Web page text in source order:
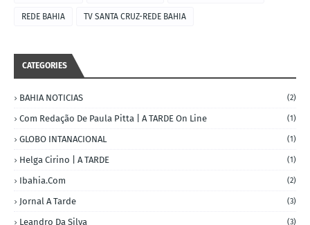
REDE BAHIA TV SANTA CRUZ-REDE BAHIA
CATEGORIES
BAHIA NOTICIAS (2)
Com Redação De Paula Pitta | A TARDE On Line (1)
GLOBO INTANACIONAL (1)
Helga Cirino | A TARDE (1)
Ibahia.com (2)
Jornal A Tarde (3)
Leandro Da Silva (3)